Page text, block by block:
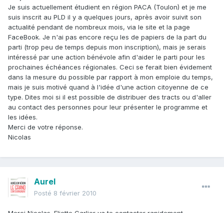
Je suis actuellement étudient en région PACA (Toulon) et je me
suis inscrit au PLD il y a quelques jours, après avoir suivit son
actualité pendant de nombreux mois, via le site et la page
FaceBook. Je n'ai pas encore reçu les de papiers de la part du
parti (trop peu de temps depuis mon inscription), mais je serais
intéressé par une action bénévole afin d'aider le parti pour les
prochaines échéances régionales. Ceci se ferait bien évidement
dans la mesure du possible par rapport à mon emploie du temps,
mais je suis motivé quand à l'idée d'une action citoyenne de ce
type. Dites moi si il est possible de distribuer des tracts ou d'aller
au contact des personnes pour leur présenter le programme et
les idées.
Merci de votre réponse.
Nicolas
Aurel
Posté 8 février 2010